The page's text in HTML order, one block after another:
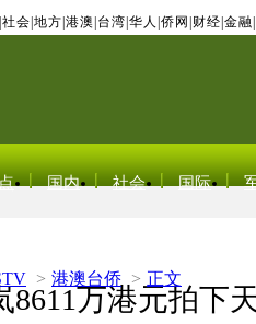
社会 地方 港澳 台湾 华人 侨网 财经 金融
国内 社会 国际
> 港澳台侨 > 正文
8611万港元拍下